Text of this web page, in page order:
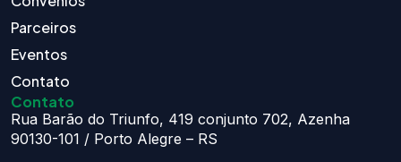
Parceiros
Eventos
Contato
Contato
Rua Barão do Triunfo, 419 conjunto 702, Azenha
90130-101 / Porto Alegre – RS